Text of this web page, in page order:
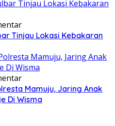
Tinjau Lokasi Kebakaran
Mamuju, Jaring Anak
Di Wisma